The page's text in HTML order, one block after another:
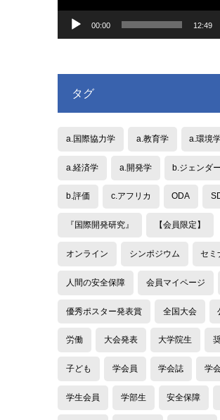
ヤ
00:00 12:49
タグ
a.国際協力学 a.教育学 a.環境
a.経済学 a.開発学 b.ジェンダー
b.評価 c.アフリカ ODA
『国際開発研究』 【会員限定】
オンライン シンポジウム セミ
人間の安全保障 会員マイページ
優秀ポスター発表賞 全国大会
労働 大会発表 大学院生
子ども 学会員 学会誌 学
学生会員 学部生 安全保障